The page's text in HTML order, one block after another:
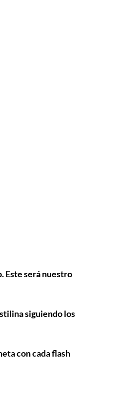
Este será nuestro
siguiendo los
con cada flash